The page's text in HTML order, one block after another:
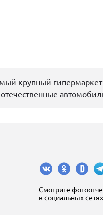
крупный гипермаркет
отечественные
Cмотрите
в социальных сетях